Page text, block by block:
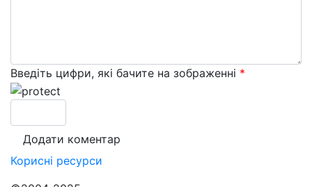
Введіть цифри, які бачите на зображенні *
Корисні ресурси